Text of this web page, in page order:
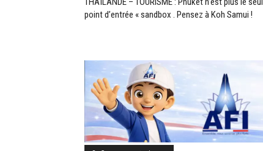
point d’entrée « sandbox . Pensez à Koh Samui !